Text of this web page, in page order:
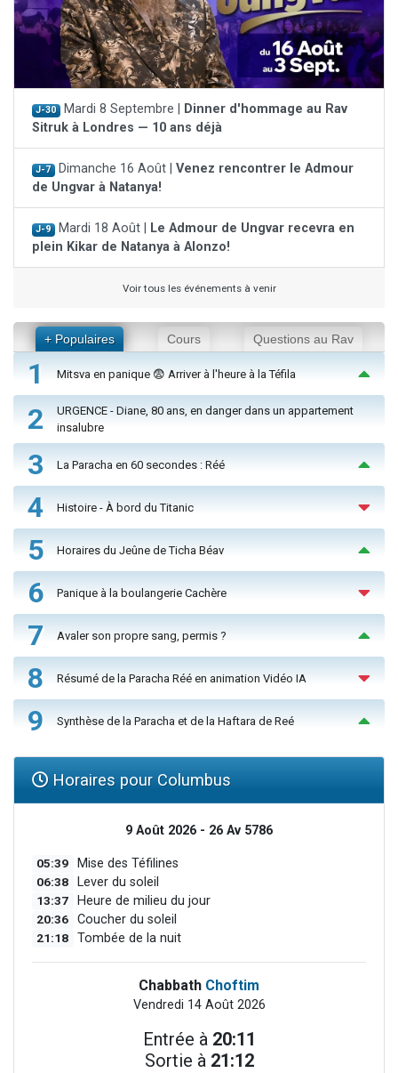
J-30 Mardi 8 Septembre |
Dinner d'hommage au Rav
Sitruk à Londres — 10 ans déjà
J-7 Dimanche 16 Août | Venez rencontrer le Admour
de Ungvar à Natanya!
J-9 Mardi 18 Août |
Le Admour de Ungvar recevra en
plein Kikar de Natanya à Alonzo!
Voir tous les événements à venir
+ Populaires Cours Questions au Rav
1 Mitsva en panique 😨 Arriver à l'heure à la Téfila
2
URGENCE - Diane, 80 ans, en danger dans un appartement
insalubre
3 La Paracha en 60 secondes : Réé
4 Histoire - À bord du Titanic
5 Horaires du Jeûne de Ticha Béav
6 Panique à la boulangerie Cachère
7 Avaler son propre sang, permis ?
8 Résumé de la Paracha Réé en animation Vidéo IA
9 Synthèse de la Paracha et de la Haftara de Reé
Horaires pour Columbus
9 Août 2026 - 26 Av 5786
05:39 Mise des Téfilines
06:38 Lever du soleil
13:37 Heure de milieu du jour
20:36 Coucher du soleil
21:18 Tombée de la nuit
Chabbath Choftim
Vendredi 14 Août 2026
Entrée à 20:11
Sortie à 21:12